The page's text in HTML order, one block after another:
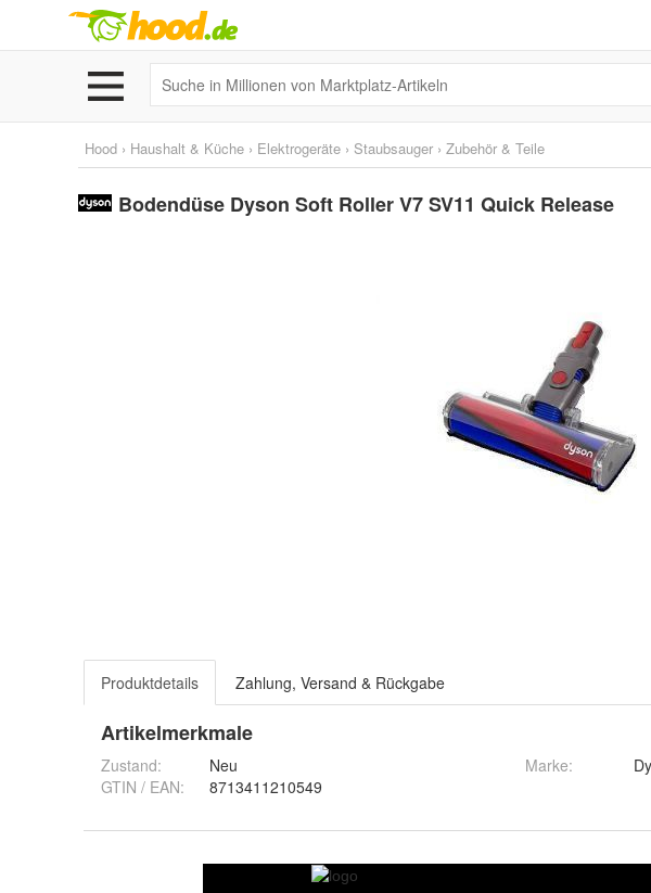
Hood › Haushalt & Küche › Elektrogeräte › Staubsauger › Zubehör & Teile
Bodendüse Dyson Soft Roller V7 SV11 Quick Release
Produktdetails Zahlung, Versand & Rückgabe
Artikelmerkmale
Zustand:
Neu
GTIN / EAN:
8713411210549
Marke: